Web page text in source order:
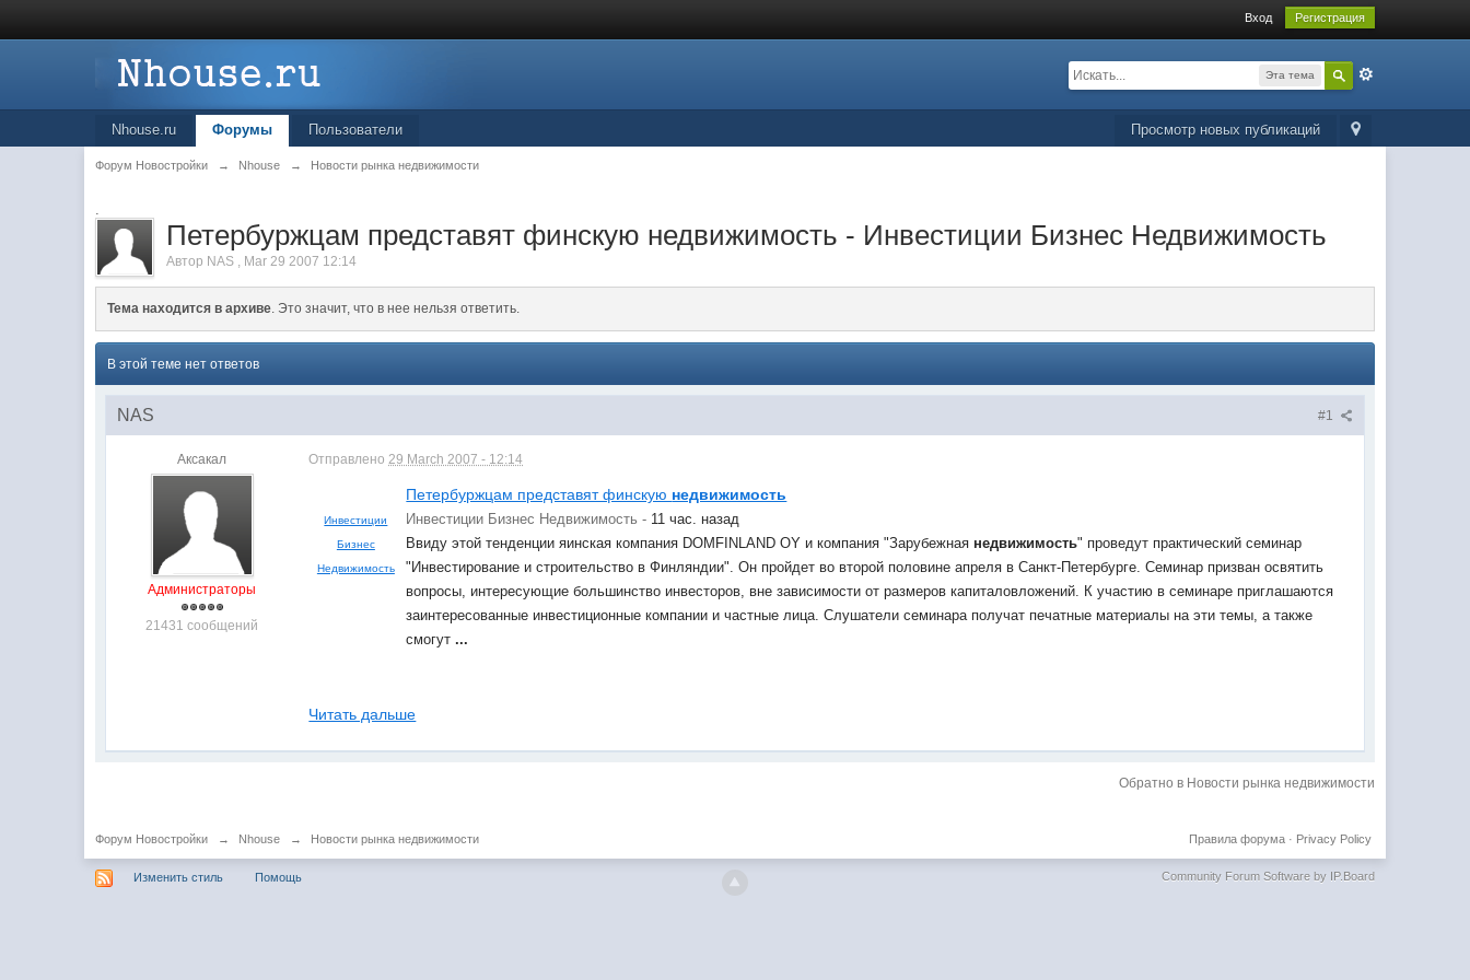
Вход Регистрация
Эта тема
Просмотр новых публикаций
Nhouse.ru Форумы Пользователи
Форум Новостройки → Nhouse → Новости рынка недвижимости
.
Петербуржцам представят финскую недвижимость - Инвестиции Бизнес Недвижимость
Автор NAS , Mar 29 2007 12:14
Тема находится в архиве. Это значит, что в нее нельзя ответить.
В этой теме нет ответов
#1
NAS
Аксакал
Администраторы
21431 сообщений
Отправлено29 March 2007 - 12:14
Инвестиции
Бизнес
Недвижимость
Петербуржцам представят финскую недвижимость
Инвестиции Бизнес Недвижимость - 11 час. назад
Ввиду этой тенденции яинская компания DOMFINLAND OY и компания "Зарубежная недвижимость" проведут практический семинар
"Инвестирование и строительство в Финляндии". Он пройдет во второй половине апреля в Санкт-Петербурге. Семинар призван освятить
вопросы, интересующие большинство инвесторов, вне зависимости от размеров капиталовложений. К участию в семинаре приглашаются
заинтересованные инвестиционные компании и частные лица. Слушатели семинара получат печатные материалы на эти темы, а также
смогут...
Читать дальше
Обратно в Новости рынка недвижимости
Форум Новостройки → Nhouse → Новости рынка недвижимости Privacy Policy
Правила форума·
Изменить стиль Помощь Community Forum Software by IP.Board